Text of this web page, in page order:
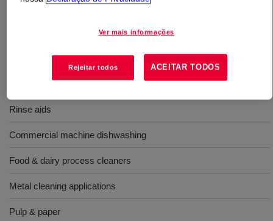
agent; featuring excellent rinseability, and alkaline / acid
Rinse aids
Commercial machine dishwashing
Food & dairy process cleaners
Metal cleaning applications
Pulp & paper
Ver mais informações
Rejeitar todos ACEITAR TODOS